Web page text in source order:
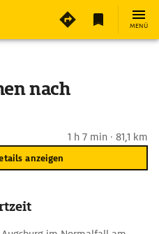
MENÜ
nach
1 h 7 min · 81,1 km
anzeigen